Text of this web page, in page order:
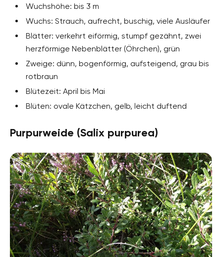
Wuchshöhe: bis 3 m
Wuchs: Strauch, aufrecht, buschig, viele Ausläufer
Blätter: verkehrt eiförmig, stumpf gezähnt, zwei
herzförmige Nebenblätter (Öhrchen), grün
Zweige: dünn, bogenförmig, aufsteigend, grau bis
rotbraun
Blütezeit: April bis Mai
Blüten: ovale Kätzchen, gelb, leicht duftend
Purpurweide (Salix purpurea)